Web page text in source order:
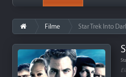
Filme Star Trek Into